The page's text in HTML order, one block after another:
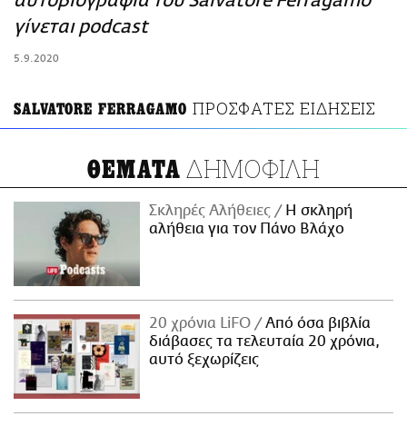
ΑΜΠΑ
γίνεται podcast
5.9.2020
SALVATORE FERRAGAMO ΠΡΟΣΦΑΤΕΣ ΕΙΔΗΣΕΙΣ
ΘΕΜΑΤΑ ΔΗΜΟΦΙΛΗ
Σκληρές Αλήθειες
H σκληρή
αλήθεια για τον Πάνο Βλάχο
20 χρόνια LiFO
Από όσα βιβλία
διάβασες τα τελευταία 20 χρόνια,
αυτό ξεχωρίζεις